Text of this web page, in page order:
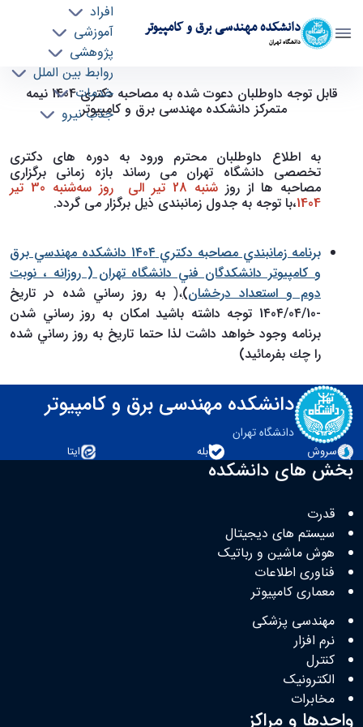
دانشکده مهندسی برق و کامپیوتر
دانشگاه تهران
افراد
آموزشی
پژوهشی
روابط بین الملل
خدمات
جذب نیرو
برنامه زمانبندي مصاحبه دكتري 1٤0٤ دانشكده
مهندسي برق و كامپيوتر دانشكدگان فني دانشگاه
قابل توجه داوطلبان دعوت شده به مصاحبه دکتری 1404 نیمه
متمرکز دانشکده مهندسی برق و کامپیوتر
به اطلاع داوطلبان محترم ورود به دوره های دکتری
تخصصی دانشگاه تهران می رساند بازه زمانی برگزاری
مصاحبه ها از روز شنبه 28 تیر الی روز سه‌شنبه 30 تیر
1404،با توجه به جدول زمانبندی ذیل برگزار می گردد.
برنامه زمانبندي مصاحبه دكتري 1٤0٤ دانشكده مهندسي برق
و كامپيوتر دانشكدگان فني دانشگاه تهران ( روزانه ، نوبت
دوم و استعداد درخشان)،( به روز رساني شده در تاريخ
-1٤0٤/0٤/10 توجه داشته باشيد امكان به روز رساني شدن
برنامه وجود خواهد داشت لذا حتما تاريخ به روز رساني شده
را چك بفرمائيد)
دانشکده مهندسی برق و کامپیوتر
دانشگاه تهران
سروش
بله ایتا
بخش های دانشکده
قدرت
سیستم های دیجیتال
هوش ماشین و رباتیک
فناوری اطلاعات
معماری کامپیوتر
مهندسی پزشکی
نرم افزار
کنترل
الکترونیک
مخابرات
واحدها و مراکز